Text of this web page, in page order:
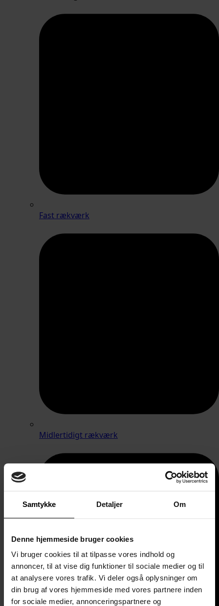
Samtykke Detaljer Om
Denne hjemmeside bruger cookies
Vi bruger cookies til at tilpasse vores indhold og
annoncer, til at vise dig funktioner til sociale medier og til
at analysere vores trafik. Vi deler også oplysninger om
din brug af vores hjemmeside med vores partnere inden
for sociale medier, annonceringspartnere og
Fast rækværk
Midlertidigt rækværk